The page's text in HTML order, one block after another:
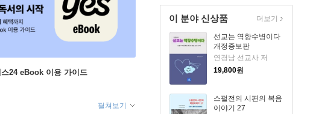
이 분야 신상품
선교는 역향수병이다
개정증보판
연경남 선교사 저
19,800원
스펄전의 시편의 복음
이야기 27
더보기
24 eBook 이용 가이드
펼쳐보기